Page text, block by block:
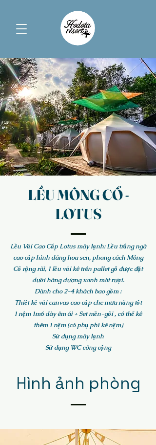
LỀU MÔNG CỔ -
LOTUS
Lều Vải Cao Cấp Lotus máy lạnh: Lều trắng ngà
cao cấp hình dáng hoa sen, phong cách Mông
Cổ rộng rãi, 1 lều vải kê trên pallet gỗ được đặt
dưới hàng dương xanh mát rượi.
Dành cho 2-4 khách bao gồm :
Thiết kế vải canvas cao cấp che mưa nắng tốt
1 nệm 1m6 dày êm ái + Set mền-gối , có thể kê
thêm 1 nệm (có phụ phí kê nệm)
Sử dụng máy lạnh
Sử dụng WC công cộng
Hình ảnh phòng